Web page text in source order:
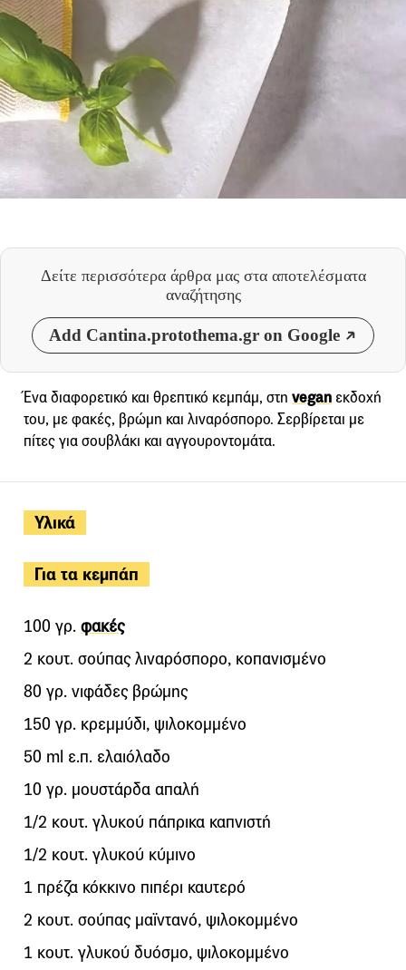
Δείτε περισσότερα άρθρα μας στα αποτελέσματα
αναζήτησης
Add Cantina.protothema.gr on Google
Υλικά
Για τα κεμπάπ
100 γρ. φακές
2 κουτ. σούπας λιναρόσπορο, κοπανισμένο
80 γρ. νιφάδες βρώμης
150 γρ. κρεμμύδι, ψιλοκομμένο
50 ml ε.π. ελαιόλαδο
10 γρ. μουστάρδα απαλή
1/2 κουτ. γλυκού πάπρικα καπνιστή
1/2 κουτ. γλυκού κύμινο
1 πρέζα κόκκινο πιπέρι καυτερό
2 κουτ. σούπας μαϊντανό, ψιλοκομμένο
1 κουτ. γλυκού δυόσμο, ψιλοκομμένο
Ένα διαφορετικό και θρεπτικό κεμπάμ, στη vegan εκδοχή
του, με φακές, βρώμη και λιναρόσπορο. Σερβίρεται με
πίτες για σουβλάκι και αγγουροντομάτα.